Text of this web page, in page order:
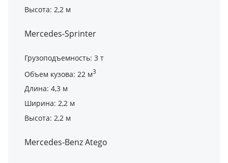
Высота: 2,2 м
Mercedes-Sprinter
Грузоподъемность: 3 т
Объем кузова: 22 м3
Длина: 4,3 м
Ширина: 2,2 м
Высота: 2,2 м
Mercedes-Benz Atego